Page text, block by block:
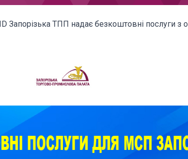
Запорізька ТПП надає безкоштовні послуги з